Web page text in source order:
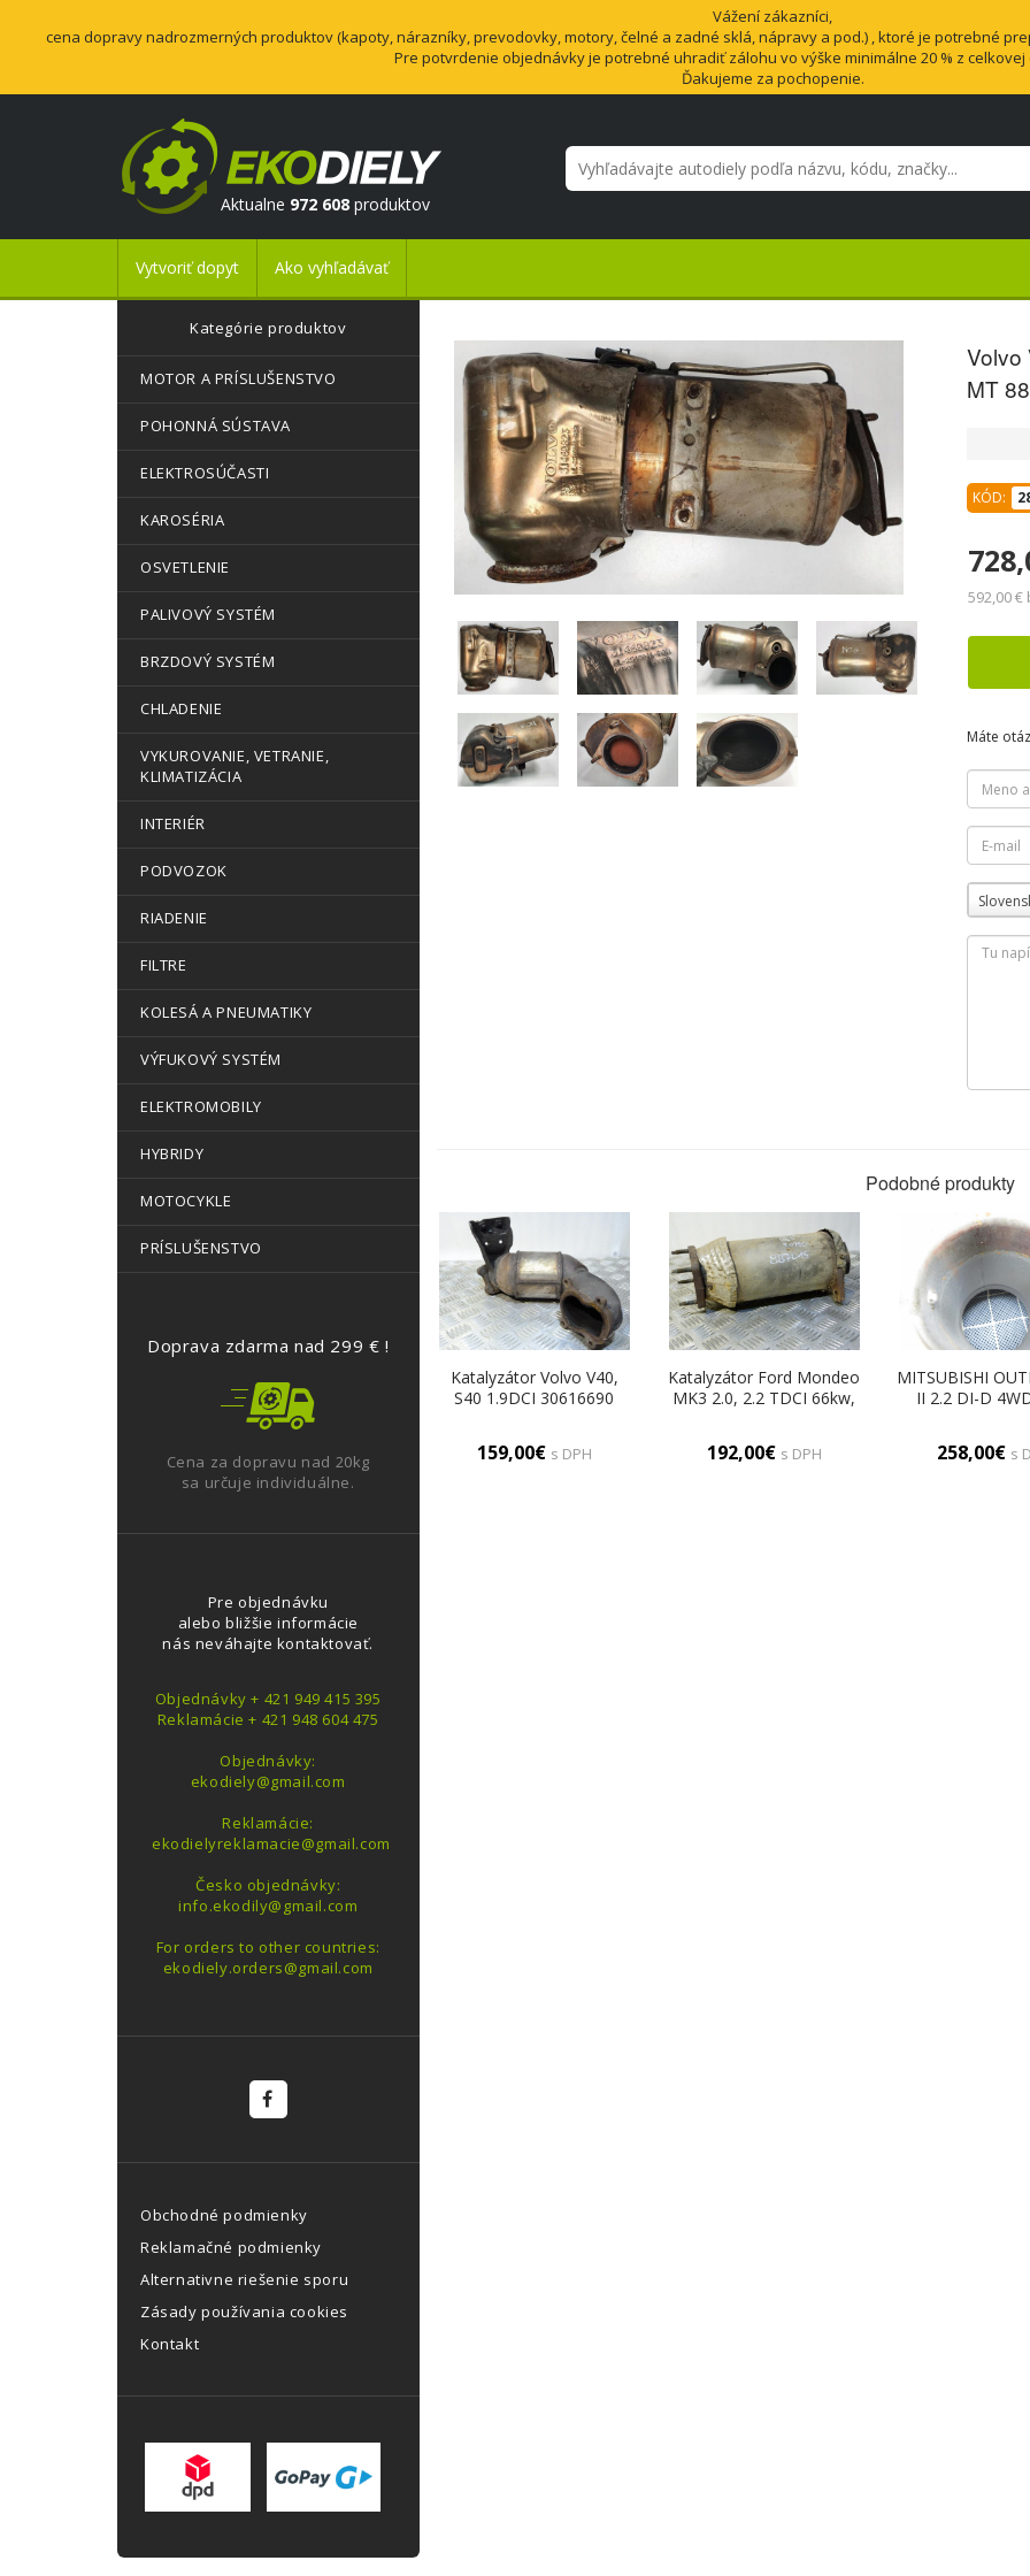
Vážení zákazníci,
cena dopravy nadrozmerných produktov (kapoty, nárazníky, prevodovky, motory, čelné a zadné sklá, nápravy a pod.) , ktoré je potrebné
Pre potvrdenie objednávky je potrebné uhradiť zálohu vo výške minimálne 20 % z
Ďakujeme za pochopenie.
Aktualne 972 608 produktov
Vytvoriť dopyt Ako vyhľadávať
Kategórie produktov
MOTOR A PRÍSLUŠENSTVO
POHONNÁ SÚSTAVA
ELEKTROSÚČASTI
KAROSÉRIA
OSVETLENIE
PALIVOVÝ SYSTÉM
BRZDOVÝ SYSTÉM
CHLADENIE
VYKUROVANIE, VETRANIE,
KLIMATIZÁCIA
INTERIÉR
PODVOZOK
RIADENIE
FILTRE
KOLESÁ A PNEUMATIKY
VÝFUKOVÝ SYSTÉM
ELEKTROMOBILY
HYBRIDY
MOTOCYKLE
PRÍSLUŠENSTVO
Doprava zdarma nad 299 € !
Cena za dopravu nad 20kg
sa určuje individuálne.
Pre objednávku
alebo bližšie informácie
nás neváhajte kontaktovať.
Objednávky + 421 949 415 395
Reklamácie + 421 948 604 475
Objednávky:
ekodiely@gmail.com
Reklamácie:
ekodielyreklamacie@gmail.com
Česko objednávky:
info.ekodily@gmail.com
For orders to other countries:
ekodiely.orders@gmail.com
Obchodné podmienky
Reklamačné podmienky
Alternativne riešenie sporu
Zásady používania cookies
Kontakt
Volvo
MT
KÓD:
592,00 €
Máte
Podobné produkty
Katalyzátor Volvo V40,
S40 1.9DCI 30616690
159,00€ s DPH
Katalyzátor Ford Mondeo
MK3 2.0, 2.2 TDCI 66kw,
1429338, 25b041
192,00€ s DPH
MITSUBISHI
II 2.2 DI-D
km
258,00€ s